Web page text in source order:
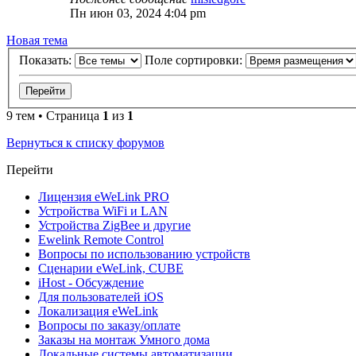
Пн июн 03, 2024 4:04 pm
Новая тема
Показать:
Поле сортировки:
9 тем • Страница 1 из 1
Вернуться к списку форумов
Перейти
Лицензия eWeLink PRO
Устройства WiFi и LAN
Устройства ZigBee и другие
Ewelink Remote Control
Вопросы по использованию устройств
Сценарии eWeLink, CUBE
iHost - Обсуждение
Для пользователей iOS
Локализация eWeLink
Вопросы по заказу/оплате
Заказы на монтаж Умного дома